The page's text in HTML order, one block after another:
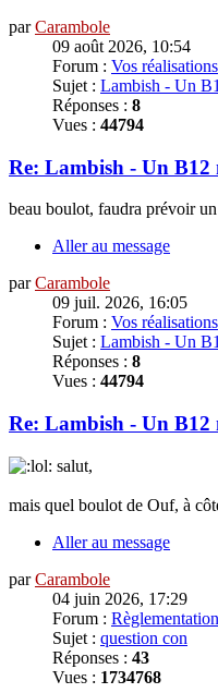
parCarambole
09 août 2026, 10:54
Forum : Vos réalisations
Sujet : Lambish - Un
Réponses : 8
Vues : 44794
Re: Lambish - Un B12
beau boulot, faudra prévoir
Aller au message
parCarambole
09 juil. 2026, 16:05
Forum : Vos réalisations
Sujet : Lambish - Un
Réponses : 8
Vues : 44794
Re: Lambish - Un B12
salut,
mais quel boulot de Ouf, à
Aller au message
parCarambole
04 juin 2026, 17:29
Forum :
Sujet : question con
Réponses : 43
Vues : 1734768